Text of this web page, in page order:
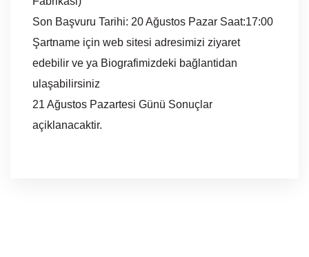
Son Başvuru Tarihi: 20 Ağustos Pazar Saat:17:00
Şartname için web sitesi adresimizi ziyaret
edebilir ve ya Biografimizdeki bağlantidan
ulaşabilirsiniz
21 Ağustos Pazartesi Günü Sonuçlar
açiklanacaktir.